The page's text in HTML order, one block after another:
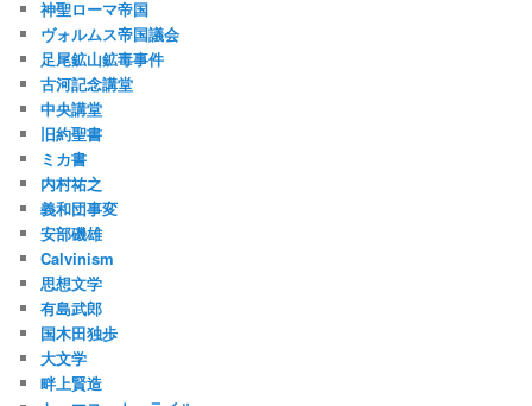
神聖ローマ帝国
ヴォルムス帝国議会
足尾鉱山鉱毒事件
古河記念講堂
中央講堂
旧約聖書
ミカ書
内村祐之
義和団事変
安部磯雄
Calvinism
思想文学
有島武郎
国木田独歩
大文学
畔上賢造